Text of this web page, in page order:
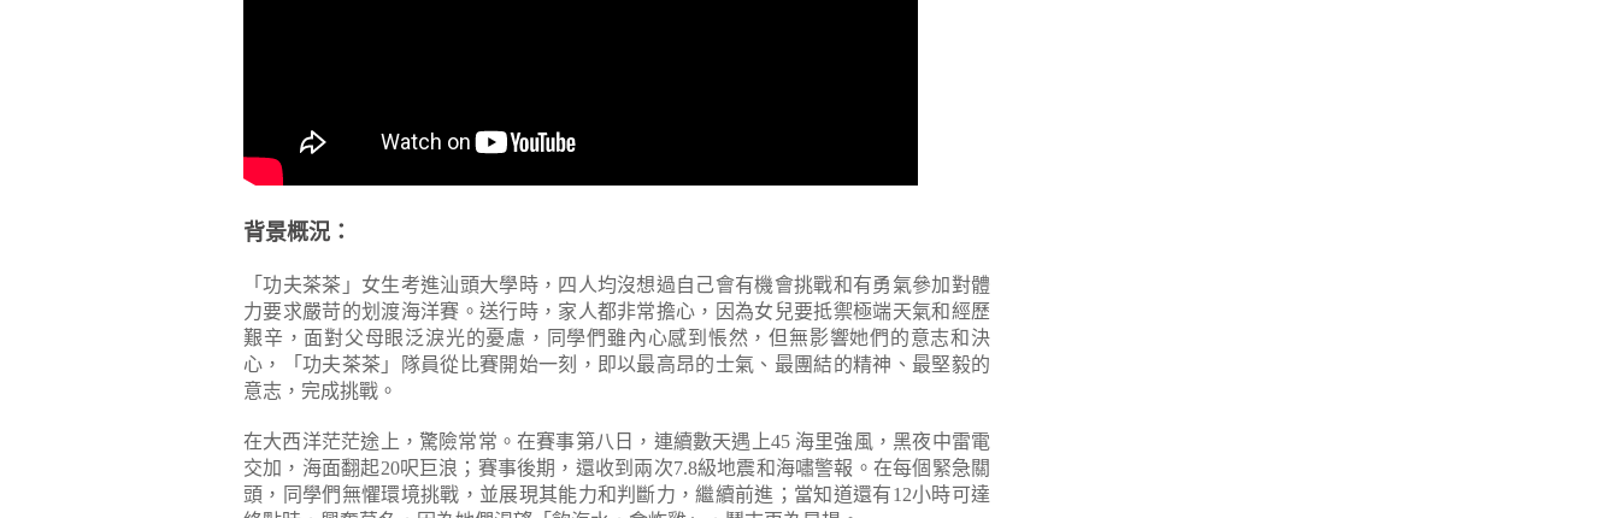
背景概況：
「功夫茶茶」女生考進汕頭大學時，四人均沒想過自己會有機會挑戰和有勇氣參加對體
力要求嚴苛的划渡海洋賽。送行時，家人都非常擔心，因為女兒要抵禦極端天氣和經歷
艱辛，面對父母眼泛淚光的憂慮，同學們雖內心感到悵然，但無影響她們的意志和決
心，「功夫茶茶」隊員從比賽開始一刻，即以最高昂的士氣、最團結的精神、最堅毅的
意志，完成挑戰。
在大西洋茫茫途上，驚險常常。在賽事第八日，連續數天遇上45 海里強風，黑夜中雷電
交加，海面翻起20呎巨浪；賽事後期，還收到兩次7.8級地震和海嘯警報。在每個緊急關
頭，同學們無懼環境挑戰，並展現其能力和判斷力，繼續前進；當知道還有12小時可達